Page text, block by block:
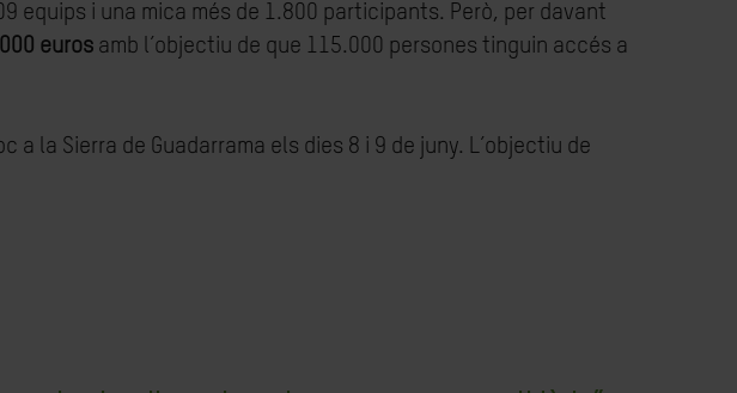
equips i una mica més de 1.800 participants. Però, per davant
euros amb l’objectiu de que 115.000 persones tinguin accés a
la Sierra de Guadarrama els dies 8 i 9 de juny. L’objectiu de